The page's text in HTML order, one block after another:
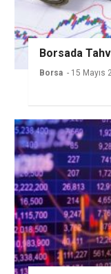
Borsada
Borsa - 15 Mayıs